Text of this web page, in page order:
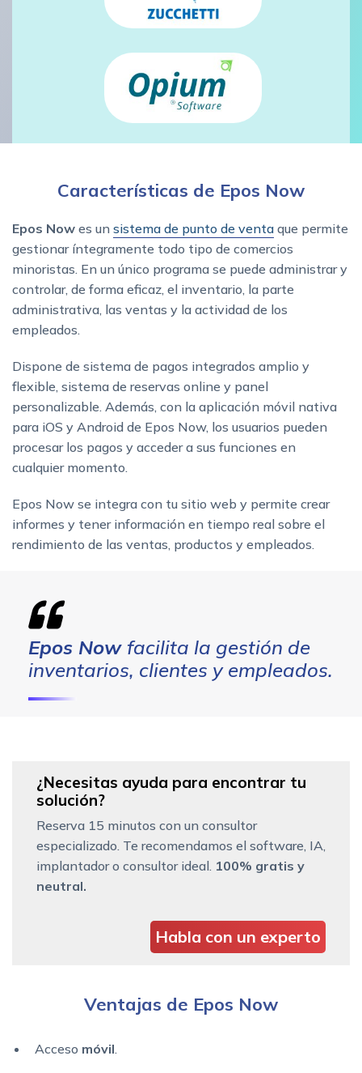
Características de Epos Now
Epos Now es un sistema de punto de venta que permite
gestionar íntegramente todo tipo de comercios
minoristas. En un único programa se puede administrar y
controlar, de forma eficaz, el inventario, la parte
administrativa, las ventas y la actividad de los
empleados.
Dispone de sistema de pagos integrados amplio y
flexible, sistema de reservas online y panel
personalizable. Además, con la aplicación móvil nativa
para iOS y Android de Epos Now, los usuarios pueden
procesar los pagos y acceder a sus funciones en
cualquier momento.
Epos Now se integra con tu sitio web y permite crear
informes y tener información en tiempo real sobre el
rendimiento de las ventas, productos y empleados.
Epos Now facilita la gestión de
inventarios, clientes y empleados.
¿Necesitas ayuda para encontrar tu
solución?
Reserva 15 minutos con un consultor
especializado. Te recomendamos el software, IA,
implantador o consultor ideal. 100% gratis y
neutral.
Habla con un experto
Ventajas de Epos Now
Acceso móvil.